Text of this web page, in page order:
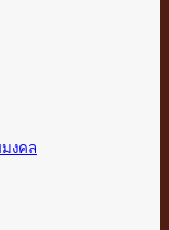
งคล